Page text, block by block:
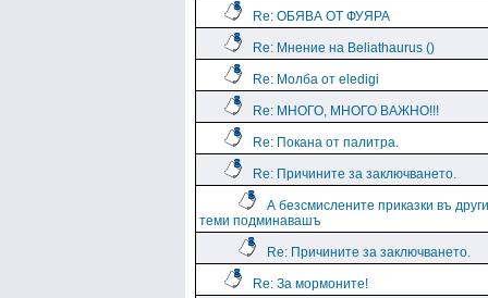
Re: ОБЯВА ОТ ФУЯРА
Re: Мнение на Beliathaurus ()
Re: Молба от eledigi
Re: МНОГО, МНОГО ВАЖНО!!!
Re: Покана от палитра.
Re: Причините за заключването.
А безсмислените приказки въ други
теми подминавашъ
Re: Причините за заключването.
Re: За мормоните!